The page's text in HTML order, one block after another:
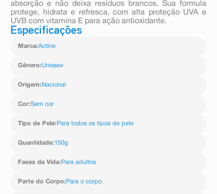
absorção e não deixa resíduos brancos. Sua formula
protege, hidrata e refresca, com alta proteção UVA e
UVB com vitamina E para ação antioxidante.
Especificações
Marca:Actine
Gênero:Unissex
Origem: Nacional
Cor:Sem cor
Tipo de Pele: Para todos os tipos de pele
Quantidade:150g
Fases da Vida: Para adultos
Parte do Corpo: Para o corpo